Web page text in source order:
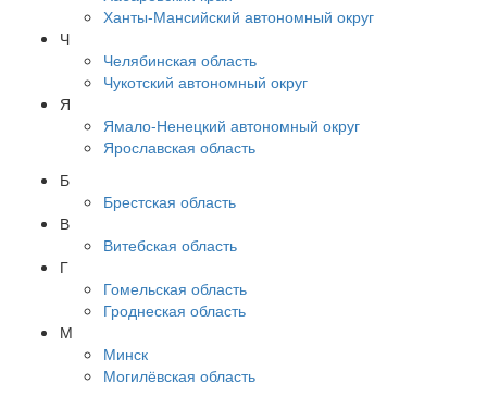
Ханты-Мансийский автономный округ
Ч
Челябинская область
Чукотский автономный округ
Я
Ямало-Ненецкий автономный округ
Ярославская область
Б
Брестская область
В
Витебская область
Г
Гомельская область
Гроднеская область
М
Минск
Могилёвская область